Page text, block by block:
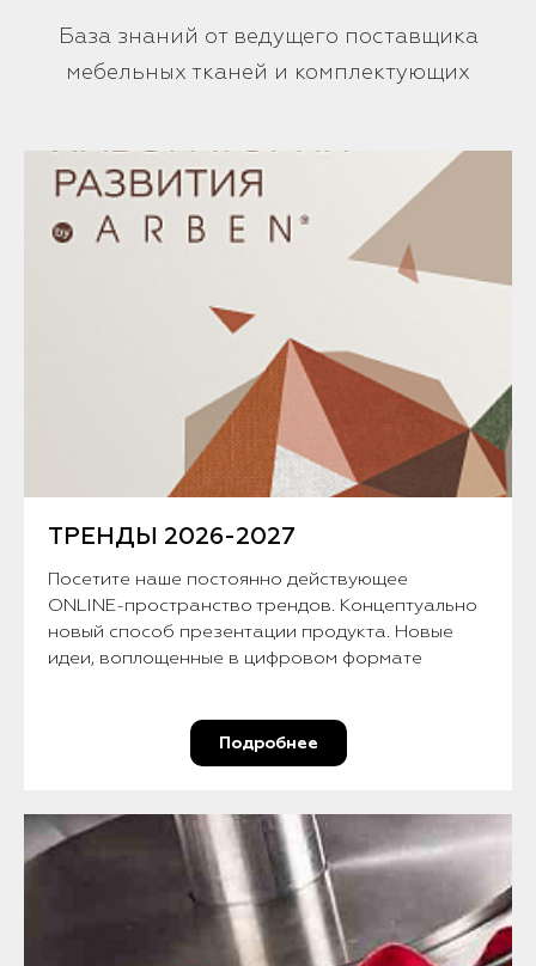
База знаний от ведущего поставщика
мебельных тканей и комплектующих
ТРЕНДЫ 2026-2027
Посетите наше постоянно действующее
ONLINE-пространство трендов. Концептуально
новый способ презентации продукта. Новые
идеи, воплощенные в цифровом формате
Подробнее